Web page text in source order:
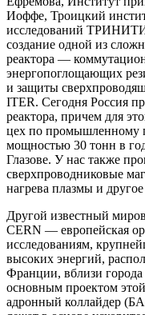
Иоффе, Троицкий
исследований
создание одной из
реактора —
энергопоглощающих
и защиты
ITER. Сегодня Россия
реактора, причем для
цех по промышленному
мощностью 30 тонн в
Глазове. У нас также
сверхпроводниковые
нагрева плазмы и
Другой известный
CERN — европейская
исследованиям,
высоких энергий,
Франции, вблизи
основным проектом
адронный коллайдер